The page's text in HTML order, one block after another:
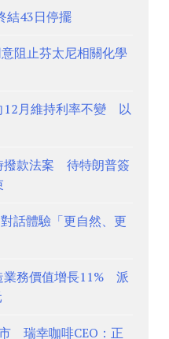
結43日停擺
阻止芬太尼相關化學
12月維持利率不變 以
撥款法案 待特朗普簽
話體驗「更自然、更
業務價值增長11% 派
瑞幸咖啡CEO：正